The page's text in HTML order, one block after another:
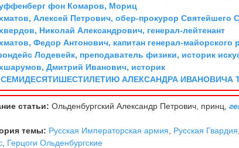
фон Комаров, Мориц
Алексей Петрович, обер-прокурор Святейшего
Николай Александрович, генерал-лейтенант
Федор Антонович, капитан генерал-майорского
Лодевейк, преподаватель физики, историк
Дмитрий Иванович, историк
СЕМИДЕСЯТИШЕСТИЛЕТИЮ АЛЕКСАНДРА ИВАНОВИЧА
статьи: Ольденбургский Александр Петрович, принц,
темы: Русская Императорская армия Русская Гвардия
Герцоги Ольденбургские